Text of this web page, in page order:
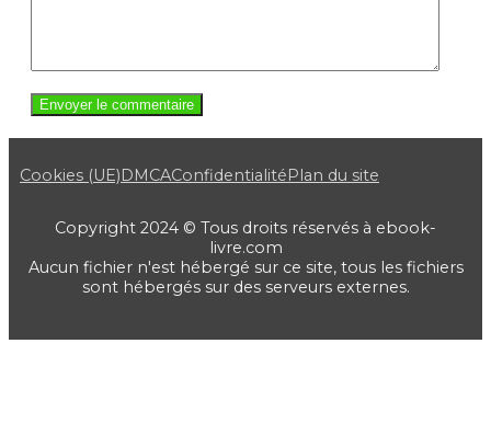
Cookies (UE)DMCAConfidentialitéPlan du site
Copyright 2024 © Tous droits réservés à ebook-
livre.com
Aucun fichier n'est hébergé sur ce site, tous les fichiers
sont hébergés sur des serveurs externes.